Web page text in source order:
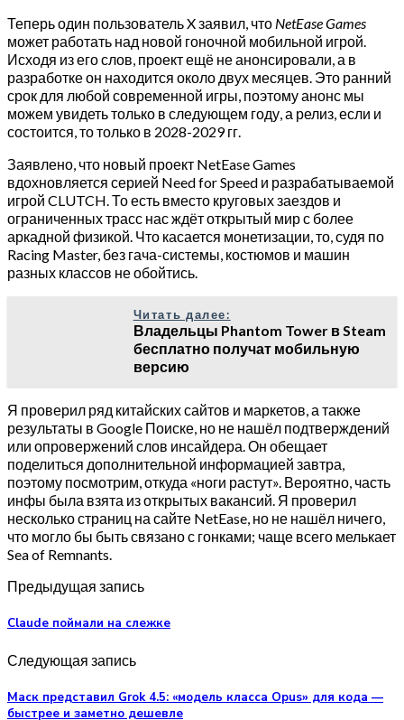
Теперь один пользователь X заявил, что NetEase Games
может работать над новой гоночной мобильной игрой.
Исходя из его слов, проект ещё не анонсировали, а в
разработке он находится около двух месяцев. Это ранний
срок для любой современной игры, поэтому анонс мы
можем увидеть только в следующем году, а релиз, если и
состоится, то только в 2028-2029 гг.
Заявлено, что новый проект NetEase Games
вдохновляется серией Need for Speed и разрабатываемой
игрой CLUTCH. То есть вместо круговых заездов и
ограниченных трасс нас ждёт открытый мир с более
аркадной физикой. Что касается монетизации, то, судя по
Racing Master, без гача-системы, костюмов и машин
разных классов не обойтись.
Читать далее:
Владельцы Phantom Tower в Steam
бесплатно получат мобильную
версию
Я проверил ряд китайских сайтов и маркетов, а также
результаты в Google Поиске, но не нашёл подтверждений
или опровержений слов инсайдера. Он обещает
поделиться дополнительной информацией завтра,
поэтому посмотрим, откуда «ноги растут». Вероятно, часть
инфы была взята из открытых вакансий. Я проверил
несколько страниц на сайте NetEase, но не нашёл ничего,
что могло бы быть связано с гонками; чаще всего мелькает
Sea of Remnants.
Предыдущая запись
Claude поймали на слежке
Следующая запись
Маск представил Grok 4.5: «модель класса Opus» для кода —
быстрее и заметно дешевле